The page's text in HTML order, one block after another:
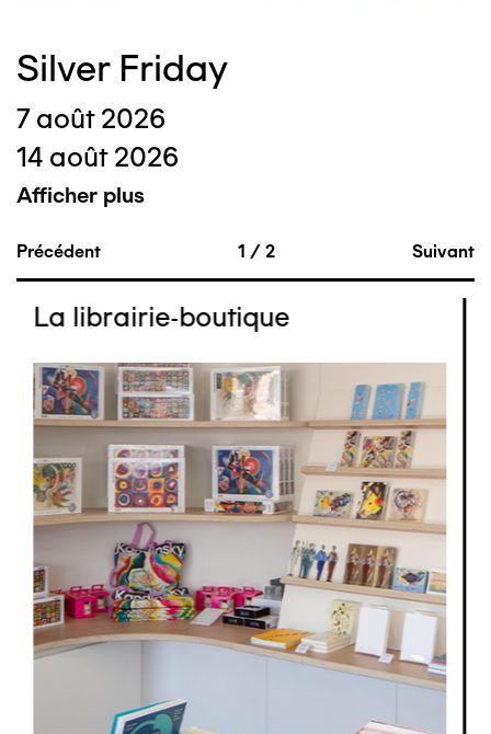
Silver Friday
7 août 2026
14 août 2026
Afficher plus
Précédent 1 / 2 Suivant
La librairie-boutique
Image